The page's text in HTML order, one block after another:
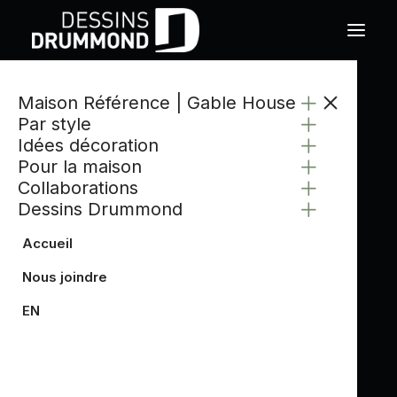
Maison Référence | Gable House
Par style
Idées décoration
Pour la maison
Collaborations
Dessins Drummond
Accueil
Nous joindre
EN